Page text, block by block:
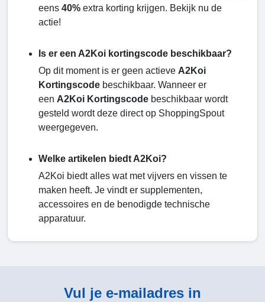
eens 40% extra korting krijgen. Bekijk nu de
actie!
Is er een A2Koi kortingscode beschikbaar?
Op dit moment is er geen actieve A2Koi
Kortingscode beschikbaar. Wanneer er
een A2Koi Kortingscode beschikbaar wordt
gesteld wordt deze direct op ShoppingSpout
weergegeven.
Welke artikelen biedt A2Koi?
A2Koi biedt alles wat met vijvers en vissen te
maken heeft. Je vindt er supplementen,
accessoires en de benodigde technische
apparatuur.
Vul je e-mailadres in